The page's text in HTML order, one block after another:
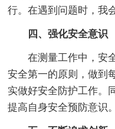
行。在遇到问题时，我
四、强化安全意识
在测量工作中，安全
安全第一的原则，做到
实做好安全防护工作。
提高自身安全预防意识。